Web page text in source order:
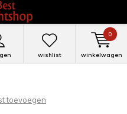
wishlist winkelwagen
0
toevoegen